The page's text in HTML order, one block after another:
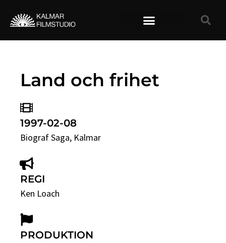
Land och frihet
1997-02-08
Biograf Saga, Kalmar
REGI
Ken Loach
PRODUKTION